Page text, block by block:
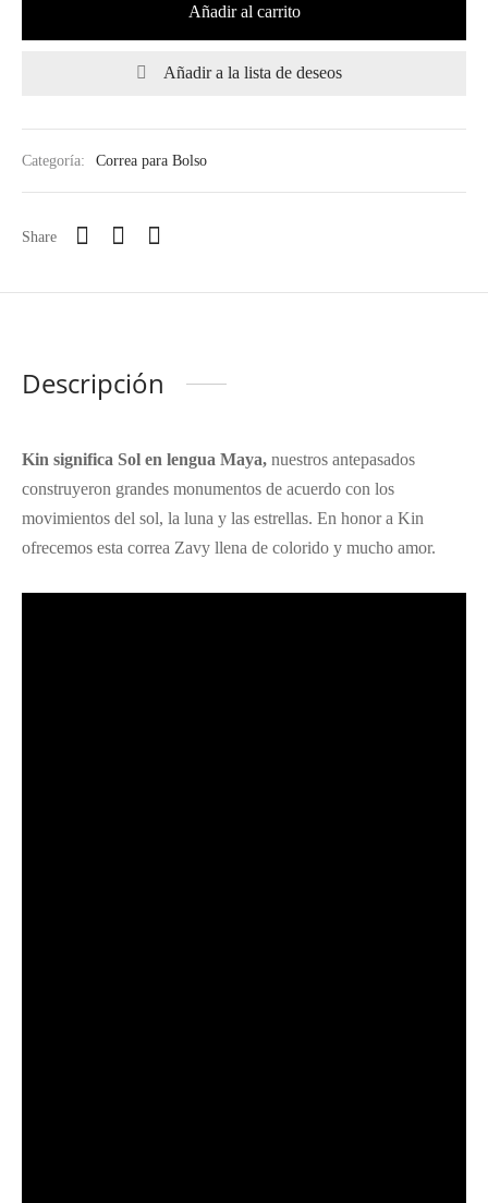
Añadir al carrito
Añadir a la lista de deseos
Categoría: Correa para Bolso
Share
Descripción
Kin significa Sol en lengua Maya, nuestros antepasados
construyeron grandes monumentos de acuerdo con los
movimientos del sol, la luna y las estrellas. En honor a Kin
ofrecemos esta correa Zavy llena de colorido y mucho amor.